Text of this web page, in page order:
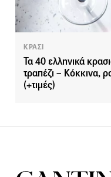
ΚΡΑΣΙ
Τα 40 ελληνικά
τραπέζι – Κόκκινα,
(+τιμές)